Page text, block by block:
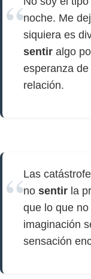
noche. Me
siquiera es
sentir algo
esperanza
relación.
Las
no sentir la
que lo que
imaginación
sensación